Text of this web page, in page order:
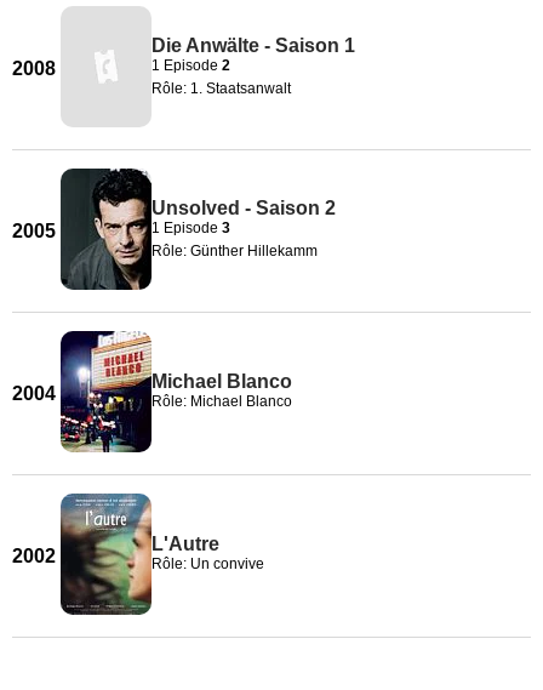
2008
Die Anwälte - Saison 1
1 Episode 2
Rôle: 1. Staatsanwalt
2005
Unsolved - Saison 2
1 Episode 3
Rôle: Günther Hillekamm
2004
Michael Blanco
Rôle: Michael Blanco
2002
L'Autre
Rôle: Un convive